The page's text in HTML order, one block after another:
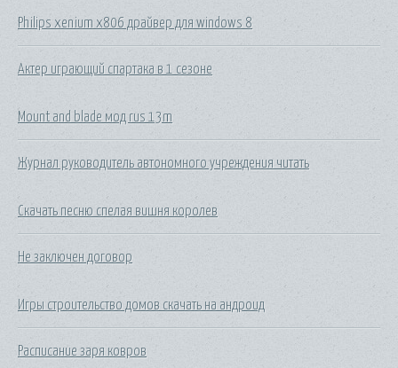
Philips xenium x806 драйвер для windows 8
Актер играющий спартака в 1 сезоне
Mount and blade мод rus 13m
Журнал руководитель автономного учреждения читать
Скачать песню спелая вишня королев
Не заключен договор
Игры строительство домов скачать на андроид
Расписание заря ковров